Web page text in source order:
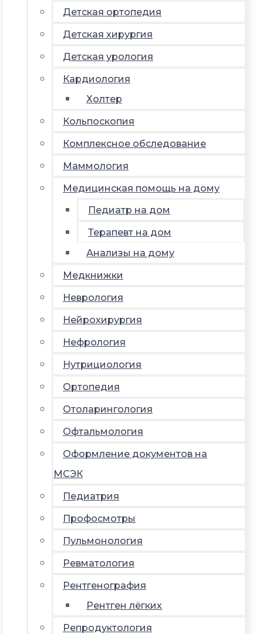
Детская ортопедия
Детская хирургия
Детская урология
Кардиология
Холтер
Кольпоскопия
Комплексное обследование
Маммология
Медицинская помощь на дому
Педиатр на дом
Терапевт на дом
Анализы на дому
Медкнижки
Неврология
Нейрохирургия
Нефрология
Нутрициология
Ортопедия
Отоларингология
Офтальмология
Оформление документов на
МСЭК
Педиатрия
Профосмотры
Пульмонология
Ревматология
Рентгенография
Рентген лёгких
Репродуктология